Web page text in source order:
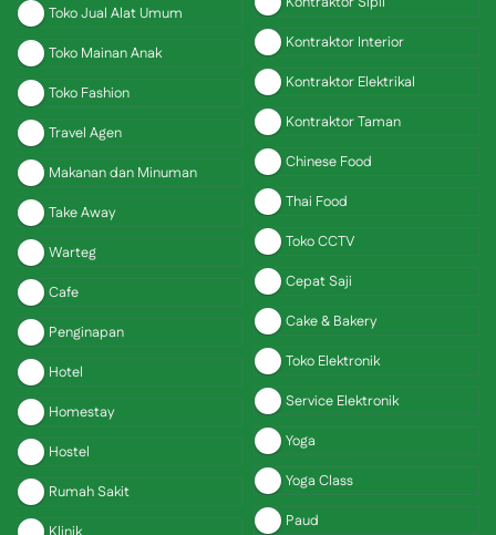
Toko Jual Alat Umum
Toko Mainan Anak
Toko Fashion
Travel Agen
Makanan dan Minuman
Take Away
Warteg
Cafe
Penginapan
Hotel
Homestay
Hostel
Rumah Sakit
Kontraktor Interior
Kontraktor Elektrikal
Kontraktor Taman
Chinese Food
Thai Food
Toko CCTV
Cepat Saji
Cake & Bakery
Toko Elektronik
Service Elektronik
Yoga
Yoga Class
Paud